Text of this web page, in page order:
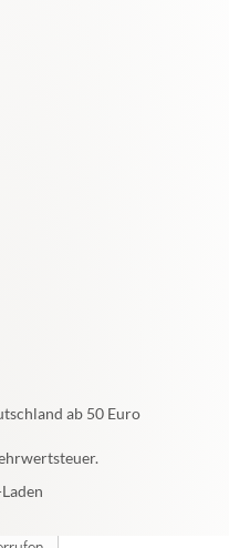
ab 50 Euro